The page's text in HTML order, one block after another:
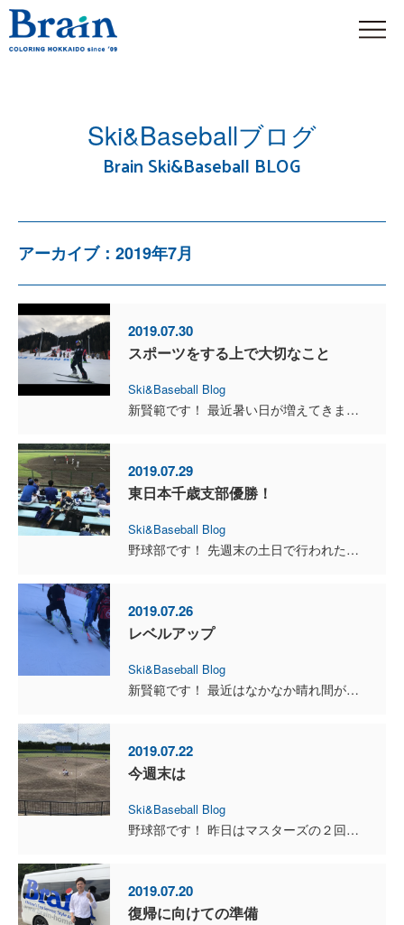
Ski&Baseballブログ
Brain Ski&Baseball BLOG
アーカイブ：2019年7月
2019.07.30
スポーツをする上で大切なこと
Ski&Baseball Blog
新賢範です！ 最近暑い日が増えてきましたね！先週までの天気とは変わり本格的に夏の気候になってきそうですね！気温が高いと、どうしても体力は消費されていきます。身体は熱を冷まそうと汗を出しますので、...
2019.07.29
東日本千歳支部優勝！
Ski&Baseball Blog
野球部です！ 先週末の土日で行われた東日本千歳支部大会は優勝しました！優勝したことにより９月に行われる東日本南北海道大会に進出出来ます。１戦１戦大事に戦ってきて昨日の決勝戦では、走攻守すべてが上...
2019.07.26
レベルアップ
Ski&Baseball Blog
新賢範です！ 最近はなかなか晴れ間が出ることがなくどんよりした天気が続いてますね！その中でも私はしっかりとトレーニングを行っています。最近はプログラムも変わり、高重量を扱うウエイトトレーニングを...
2019.07.22
今週末は
Ski&Baseball Blog
野球部です！ 昨日はマスターズの２回戦の応援に行ってきました！試合は惜しくも敗退してしまいましたが、ナイスなゲームでした！試合の中で１点を取る重要性、１点を守り抜く重要性が良く分かる試合で、観て...
2019.07.20
復帰に向けての準備